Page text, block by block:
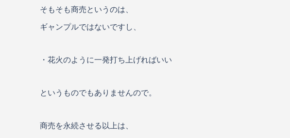
そもそも商売というのは、
ギャンプルではないですし、
・花火のように一発打ち上げればいい
というものでもありませんので。
商売を永続させる以上は、